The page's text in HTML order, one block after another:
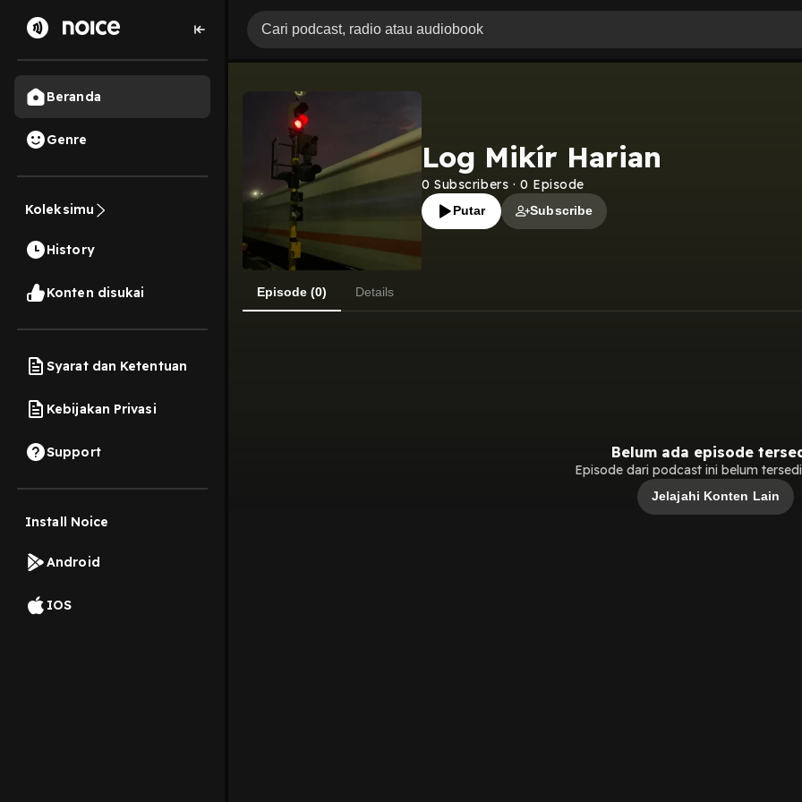
Beranda
Genre
Koleksimu
History
Konten disukai
Syarat dan Ketentuan
Kebijakan Privasi
Support
Install Noice
Android
IOS
Log Mikír Harian
0 Subscribers · 0 Episode
Putar Subscribe
Episode (0) Details
Belum ada episode
Episode dari podcast ini belum
Jelajahi Konten Lain